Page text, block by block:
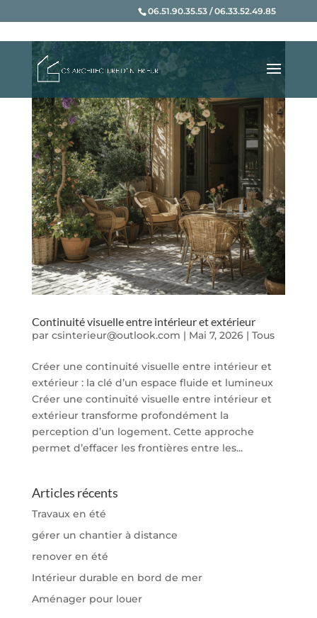
06.51.90.35.53 / 06.33.52.49.85
Continuité visuelle entre intérieur et extérieur
par csinterieur@outlook.com | Mai 7, 2026| Tous
Créer une continuité visuelle entre intérieur et
extérieur : la clé d’un espace fluide et lumineux
Créer une continuité visuelle entre intérieur et
extérieur transforme profondément la
perception d’un logement. Cette approche
permet d’effacer les frontières entre les...
Articles récents
Travaux en été
gérer un chantier à distance
renover en été
Intérieur durable en bord de mer
Aménager pour louer